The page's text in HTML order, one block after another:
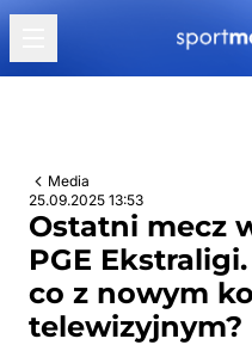
Przejdź do treści
Media
25.09.2025 13:53
Ostatni mecz
PGE
co z nowym
telewizyjnym?